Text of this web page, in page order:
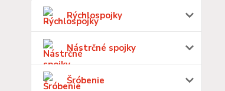
Rýchlospojky
Nástrčné spojky
Šróbenie